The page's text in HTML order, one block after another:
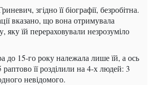
згідно її біографії, безробітна.
вказано, що вона отримувала
яку їй перераховували незрозуміло
до 15-го року належала лише їй, а ось
раптово її розділили на 4-х людей: 3
невідомого.